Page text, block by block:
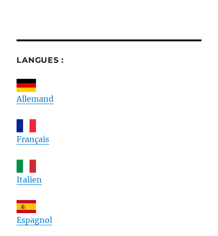
LANGUES :
Allemand
Français
Italien
Espagnol